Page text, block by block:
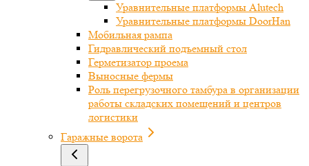
Уравнительные платформы Alutech
Уравнительные платформы DoorHan
Мобильная рампа
Гидравлический подъемный стол
Герметизатор проема
Выносные фермы
Роль перегрузочного тамбура в организации
работы складских помещений и центров
логистики
Гаражные ворота